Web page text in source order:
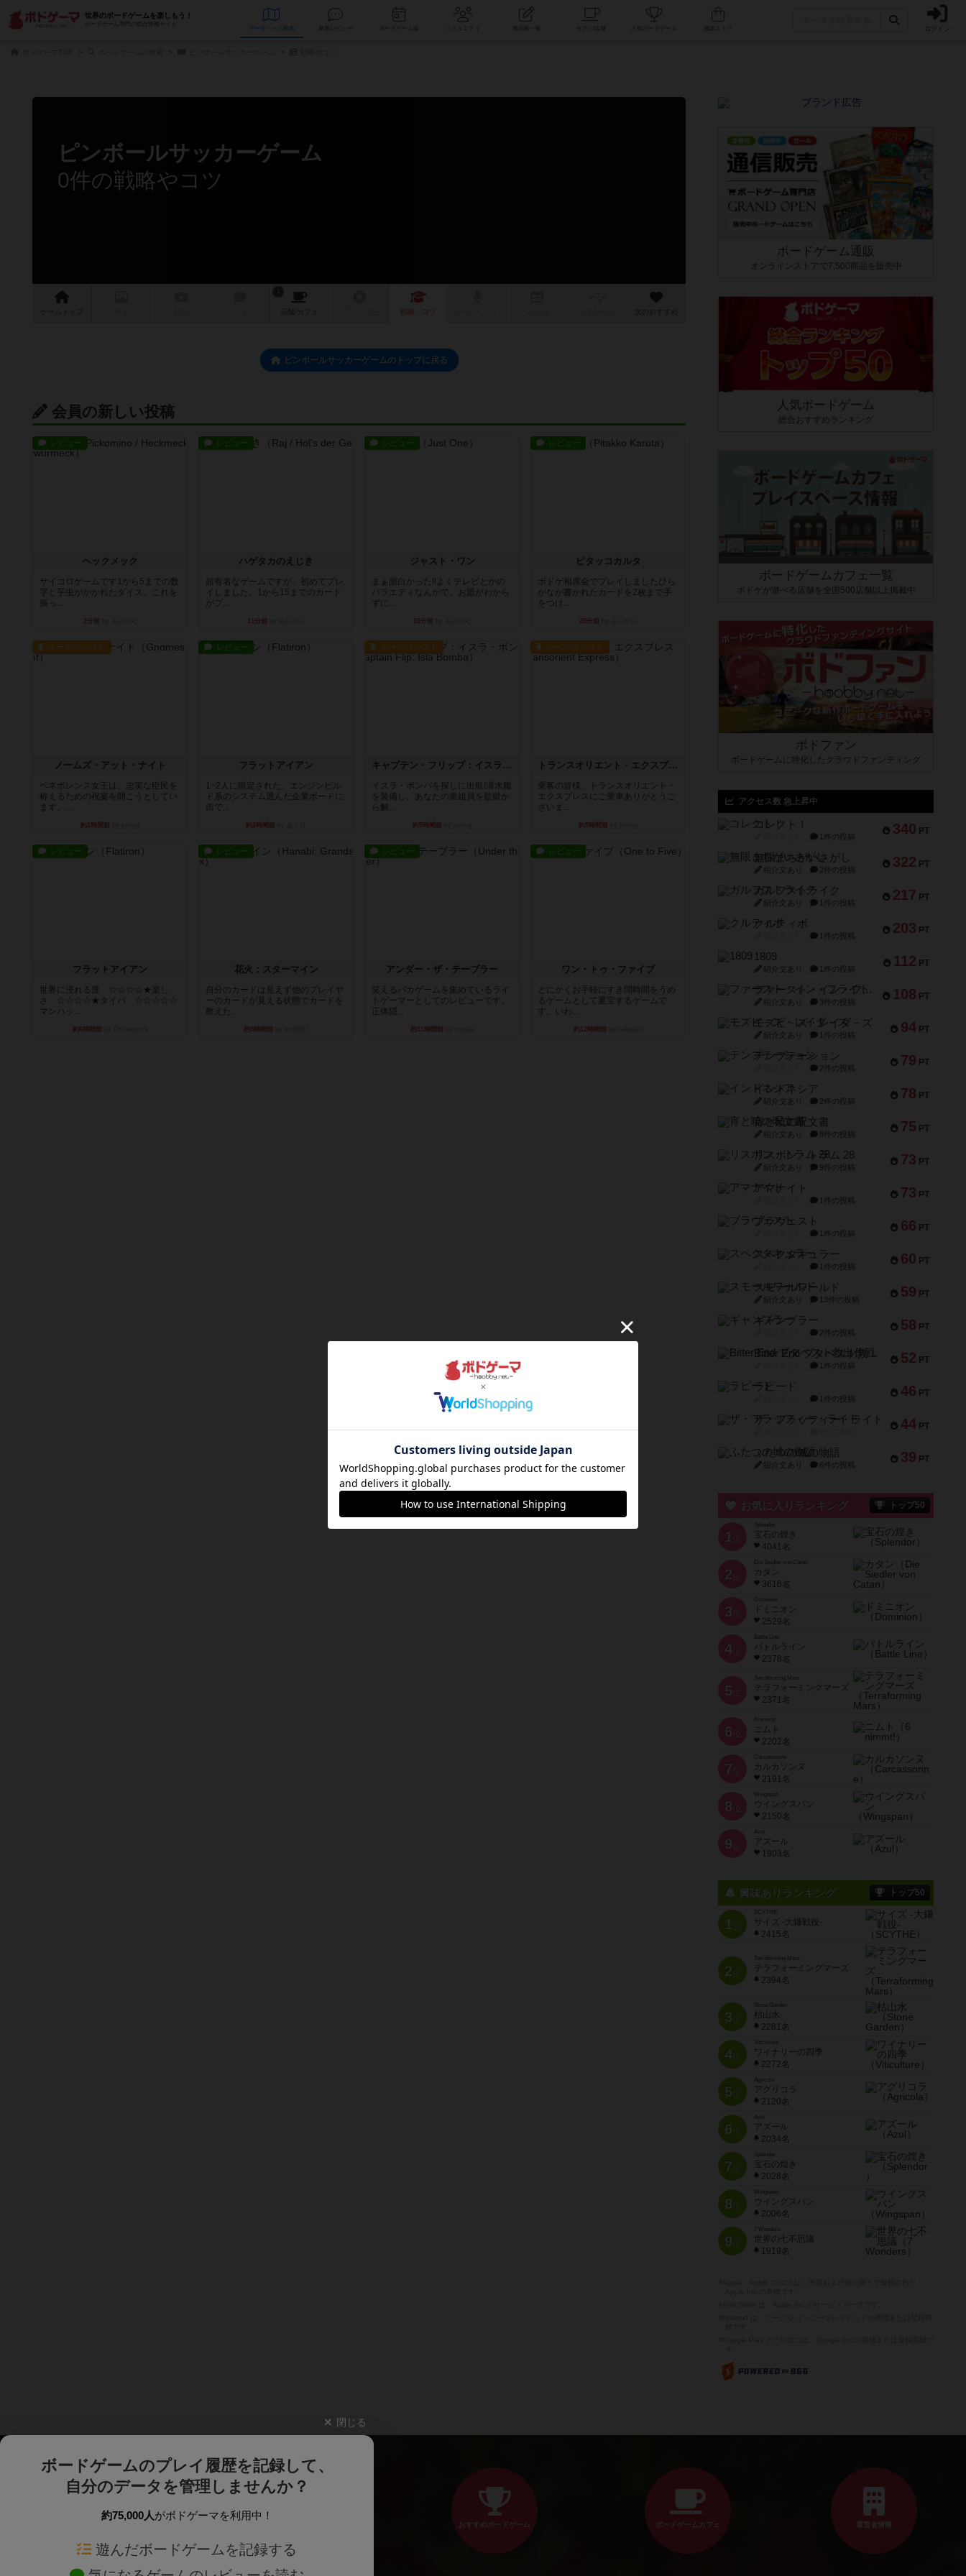
世界のボードゲームを楽しもう！
ボードゲーム専門の総合情報サイト
データベース コミュニティ 人気ボードゲーム ログイン
ピンボールサッカーゲーム
0件の戦略やコツ
ゲーム 店舗/ カフェ 戦略 ・コツ 次のおすすめ
ピンボールサッカーゲームのトップに戻る
会員の新しい投稿
レビュー
ヘックメック
サイコロゲームです1から5までの数
字と芋虫がかかれたダイス。これを
振っ...
2分前
レビュー
ハゲタカのえじき
超有名なゲームですが、初めてプレ
イしました。1から15までのカード
がプ...
11分前
レビュー
ジャスト・ワン
まぁ面白かった‼️よくテレビとかの
バラエティなんかで、お題がわから
ずに...
16分前
レビュー
ピタッコカルタ
ボドゲ相席会でプレイしましたひら
がなが書かれたカードを2枚まで手
をつけ...
23分前
ルール/インスト
ノームズ・アット・ナイト
ベネボレンス女王は、忠実な臣民を
称えるための祝宴を開こうとしてい
ます。...
約1時間前
レビュー
フラットアイアン
1~2人に限定された、エンジンビル
ド系のシステム選んだ企業ボードに
街で...
約2時間前
ルール/インスト
キャプテン・フリップ：イスラ・ボンバ
イスラ・ボンバを探しに出航!潜水艦
を装備し、あなたの乗組員を監獄か
ら解...
約5時間前
ルール/インスト
トランスオリエント・エクスプレス
乗客の皆様、トランスオリエント・
エクスプレスにご乗車ありがとうご
ざいま...
約5時間前
レビュー
フラットアイアン
世界に浸れる度 ☆☆☆☆★楽し
さ ☆☆☆☆★タイパ ☆☆☆☆☆
マンハッ...
約6時間前
レビュー
花火：スターマイン
自分のカードは見えず他のプレイヤ
ーのカードが見える状態でカードを
教えた...
約8時間前
レビュー
アンダー・ザ・テーブラー
笑えるバカゲームを集めているライ
トゲーマーとしてのレビューです。
正体隠...
約11時間前
レビュー
ワン・トゥ・ファイブ
とにかくお手軽にすき間時間をうめ
るゲームとして重宝するゲームで
す。いわ...
約12時間前
ボードゲーム通販
オンラインストアで7,500商品を販売中
人気ボードゲーム
総合おすすめランキング
ボードゲームカフェ一覧
ボドゲが遊べる店舗を全国500店舗以上掲載中
ボドファン
ボードゲームに特化したクラウドファンディング
アクセス数 急上昇中
340 PT
コレクト！
1件の投稿
322 PT
無限まちがいさがし
紹介文あり 2件の投稿
217 PT
ガルフストライク
紹介文あり 1件の投稿
203 PT
クルティボ
1件の投稿
112 PT
1809
紹介文あり 1件の投稿
108 PT
ファースト・イン・フライト
紹介文あり 3件の投稿
94 PT
モズビ－ズ・レイダ－ズ
紹介文あり 1件の投稿
79 PT
テンプテーション
2件の投稿
78 PT
インドネシア
紹介文あり 2件の投稿
75 PT
宵と暁の呪文書
紹介文あり 8件の投稿
73 PT
リスボン・トラム 28
紹介文あり 9件の投稿
73 PT
アマナイト
1件の投稿
66 PT
ブラヴェスト
1件の投稿
60 PT
スペクタキュラー
1件の投稿
59 PT
スモールワールド
紹介文あり 13件の投稿
58 PT
ギャンブラー
2件の投稿
52 PT
Bitter End ブタペスト救出作戦
1件の投稿
46 PT
ラピード
1件の投稿
44 PT
ザ・フラッフィー・ライト
39 PT
ふたつの城の物語
紹介文あり 6件の投稿
お気に入りランキング トップ50
1 位
宝石の煌き
4041名
2 位
Die Siedler von Catan
カタン
3616名
3 位
ドミニオン
2529名
4位
Battle Line
バトルライン
2378名
5 位
Terraforming Mars
テラフォーミングマーズ
2371名
6 位
ニムト
2202名
7 位
Carcassonne
カルカソンヌ
2191名
8 位
Wingspan
ウイングスパン
2150名
9 位
Azul
アズール
1903名
興味ありランキング トップ50
1位
SCYTHE
サイズ -大鎌戦役-
2415名
2位
Terraforming Mars
テラフォーミングマーズ
2394名
3位
Stone Garden
枯山水
2281名
4位
Viticulture
ワイナリーの四季
2272名
5位
Agricola
アグリコラ
2120名
6位
Azul
アズール
2034名
7位
宝石の煌き
2028名
8位
Wingspan
ウイングスパン
2006名
9位
7 Wonders
世界の七不思議
1919名
閉じる
ボードゲームのプレイ履歴を記録して、
自分のデータを管理しませんか？
約75,000人がボドゲーマを利用中！
遊んだボードゲームを記録する
おすすめボードゲーム ボードゲームカフェ 運営者情報